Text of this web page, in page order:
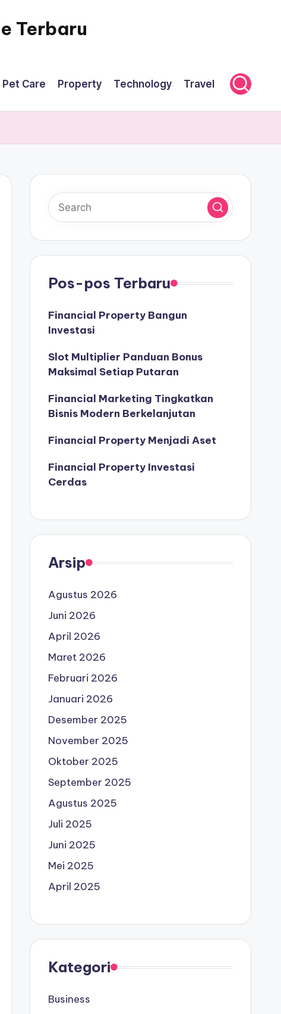
Terbaru
Pet Care Property Technology Travel
Pos-pos Terbaru
Financial Property Bangun
Investasi
Slot Multiplier Panduan Bonus
Maksimal Setiap Putaran
Financial Marketing Tingkatkan
Bisnis Modern Berkelanjutan
Financial Property Menjadi Aset
Financial Property Investasi
Cerdas
Arsip
Agustus 2026
Juni 2026
April 2026
Maret 2026
Februari 2026
Januari 2026
Desember 2025
November 2025
Oktober 2025
September 2025
Agustus 2025
Juli 2025
Juni 2025
Mei 2025
April 2025
Kategori
Business